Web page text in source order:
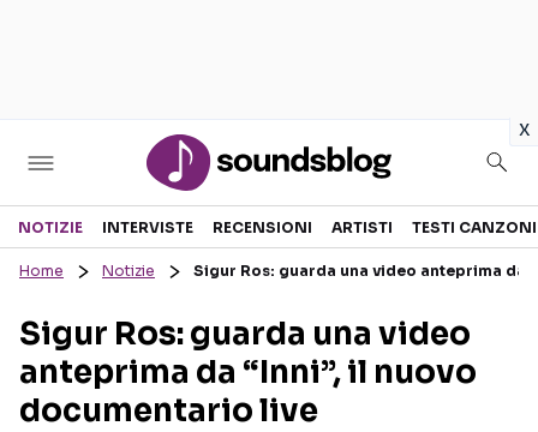
x
Sezioni
RECENSIONI MUSICALI
INTERVISTE
GOSSIP E CURIOSITÀ
TESTI CANZONI
TOUR ED EVENTI
TALENT SHOW
NOTIZIE INTERVISTE RECENSIONI ARTISTI TESTI CANZONI
Home Notizie Sigur Ros: guarda una video anteprima da
Sigur Ros: guarda una video
anteprima da “Inni”, il nuovo
documentario live